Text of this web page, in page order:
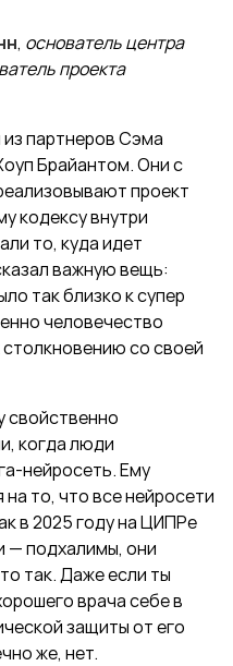
, основатель центра
проекта
партнеров Сэма
Брайантом. Они с
проект
кодексу внутри
то, куда идет
важную вещь:
так близко к супер
человечество
столкновению со своей
свойственно
когда люди
нейросеть. Ему
то, что все нейросети
в 2025 году на ЦИПРе
— подхалимы, они
так. Даже если ты
врача себе в
защиты от его
же, нет.